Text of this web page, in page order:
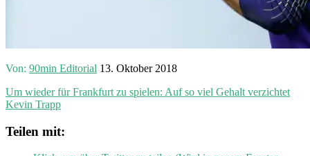
Von: 90min Editorial 13. Oktober 2018
Um wieder für Frankfurt zu spielen: Auf so viel Gehalt verzichtet
Kevin Trapp
Teilen mit: